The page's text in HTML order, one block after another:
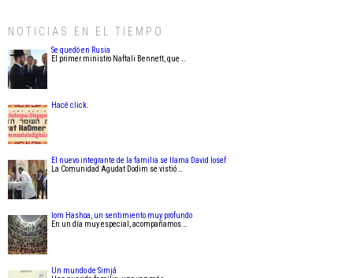
NOTICIAS EN EL TIEMPO
Se quedó en Rusia
El primer ministro Naftali Bennett, que …
Hacé click.
El nuevo integrante de la familia se llama David Iosef
La Comunidad Agudat Dodim se vistió …
Iom Hashoa, un sentimiento muy profundo
En un día muy especial, acompañamos …
Un mundo de Simjá